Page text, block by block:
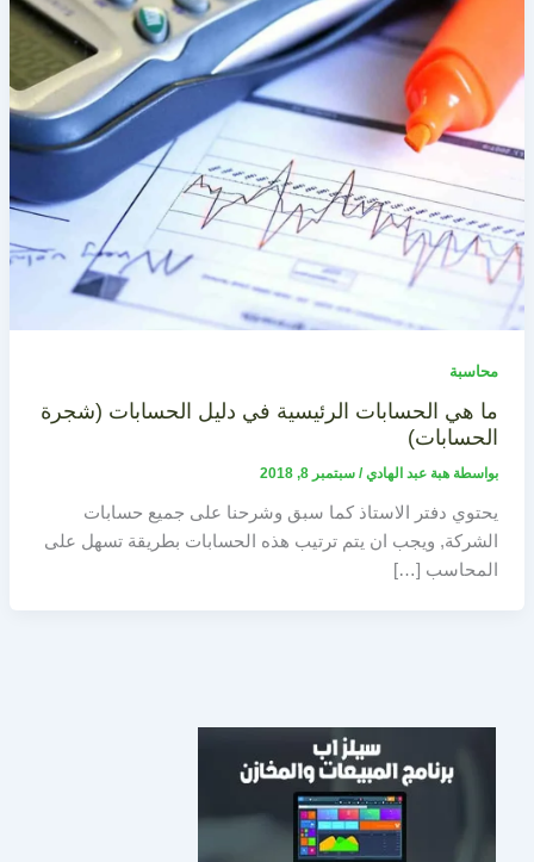
محاسبة
ما هي الحسابات الرئيسية في دليل الحسابات (شجرة
الحسابات)
بواسطة هبة عبد الهادي/ سبتمبر 8, 2018
يحتوي دفتر الاستاذ كما سبق وشرحنا على جميع حسابات
الشركة, ويجب ان يتم ترتيب هذه الحسابات بطريقة تسهل على
المحاسب […]